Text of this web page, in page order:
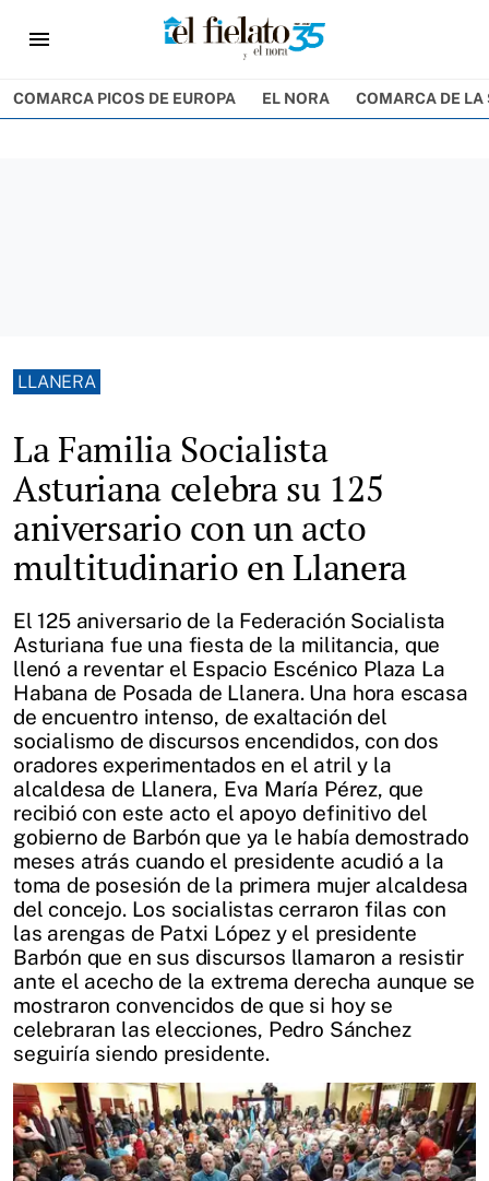
menu
COMARCA PICOS DE EUROPA EL NORA COMARCA DE LA
LLANERA
La Familia Socialista
Asturiana celebra su 125
aniversario con un acto
multitudinario en Llanera
El 125 aniversario de la Federación Socialista
Asturiana fue una fiesta de la militancia, que
llenó a reventar el Espacio Escénico Plaza La
Habana de Posada de Llanera. Una hora escasa
de encuentro intenso, de exaltación del
socialismo de discursos encendidos, con dos
oradores experimentados en el atril y la
alcaldesa de Llanera, Eva María Pérez, que
recibió con este acto el apoyo definitivo del
gobierno de Barbón que ya le había demostrado
meses atrás cuando el presidente acudió a la
toma de posesión de la primera mujer alcaldesa
del concejo. Los socialistas cerraron filas con
las arengas de Patxi López y el presidente
Barbón que en sus discursos llamaron a resistir
ante el acecho de la extrema derecha aunque se
mostraron convencidos de que si hoy se
celebraran las elecciones, Pedro Sánchez
seguiría siendo presidente.